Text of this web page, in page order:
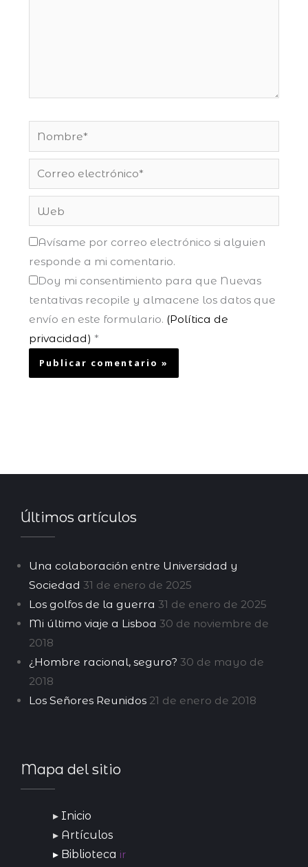
Nombre*
Correo
electrónico*
Web
Avísame por correo electrónico si alguien
responde a mi comentario.
Doy mi consentimiento para que Nuevas
tentativas recopile y almacene los datos que
envío en este formulario. (Política de
privacidad) *
Mapa del sitio
Inicio
Artículos
Biblioteca ir
Últimos artículos
Una colaboración entre Universidad y
Sociedad 31 de enero de 2025
Los golfos de la guerra 31 de enero de 2025
Mi último viaje a Lisboa 30 de noviembre de
2018
¿Hombre racional, seguro? 30 de mayo de
2018
Los Señores Reunidos 21 de enero de 2018